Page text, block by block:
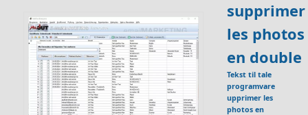
supprimer
les photos
en double
Tekst til tale
programvare
upprimer les
photos en